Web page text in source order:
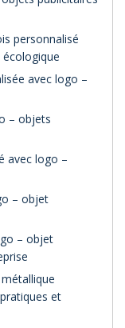
personnalisé
avec logo –
– objets
avec logo –
– objet
– objet
et